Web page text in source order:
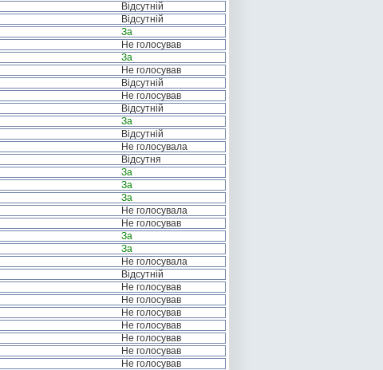
Відсутній
Відсутній
За
Не голосував
За
Не голосував
Відсутній
Не голосував
Відсутній
За
Відсутній
Не голосувала
Відсутня
За
За
За
Не голосувала
Не голосував
За
За
Не голосувала
Відсутній
Не голосував
Не голосував
Не голосував
Не голосував
Не голосував
Не голосував
Не голосував